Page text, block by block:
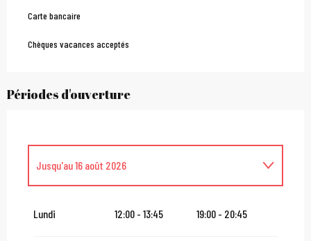
Carte bancaire
Chèques vacances acceptés
Périodes d'ouverture
Jusqu'au16 août 2026
Lundi 12:00 - 13:45 19:00 - 20:45